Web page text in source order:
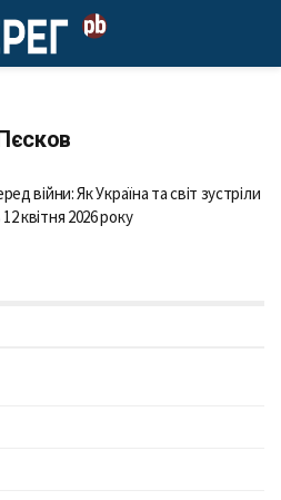
війни: Як Україна та світ зустріли
квітня 2026 року